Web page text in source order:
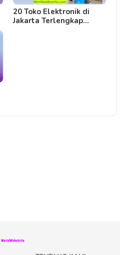
20 Toko Elektronik di
Jakarta Terlengkap…